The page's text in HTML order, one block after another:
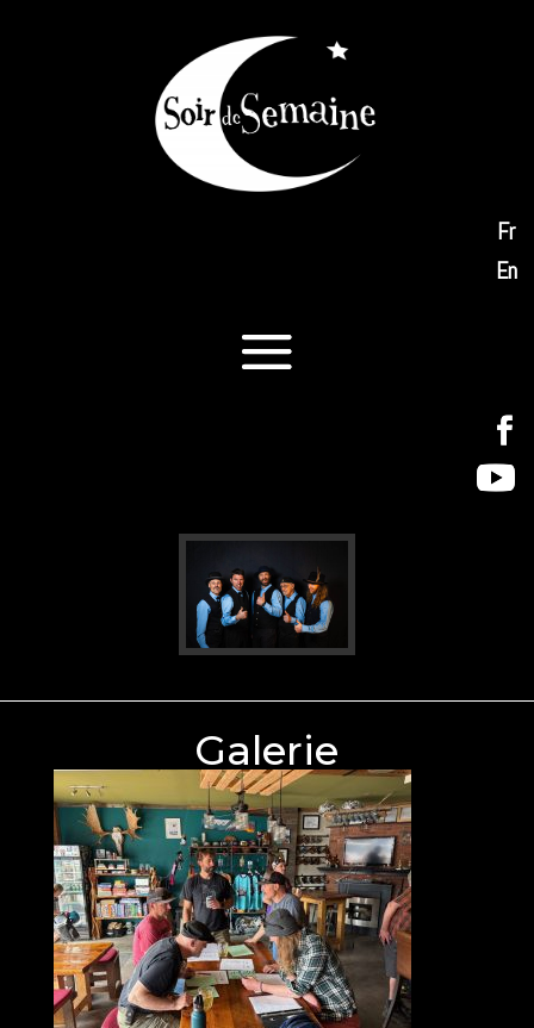
Fr
En
Galerie